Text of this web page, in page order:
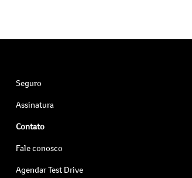
Seguro
Assinatura
Contato
Fale conosco
Agendar Test Drive